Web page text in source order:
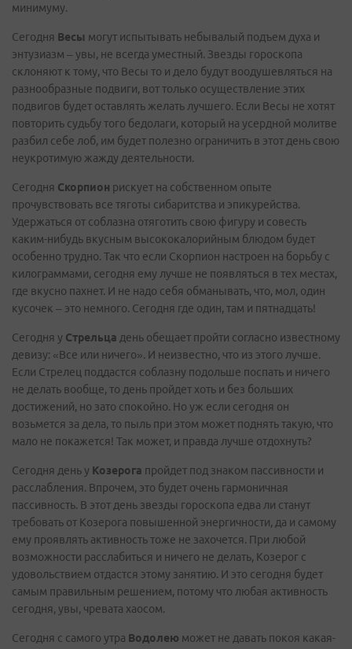
минимуму.
Сегодня Весы могут испытывать небывалый подъем духа и
энтузиазм – увы, не всегда уместный. Звезды гороскопа
склоняют к тому, что Весы то и дело будут воодушевляться на
разнообразные подвиги, вот только осуществление этих
подвигов будет оставлять желать лучшего. Если Весы не хотят
повторить судьбу того бедолаги, который на усердной молитве
разбил себе лоб, им будет полезно ограничить в этот день свою
неукротимую жажду деятельности.
Сегодня Скорпион рискует на собственном опыте
прочувствовать все тяготы сибаритства и эпикурейства.
Удержаться от соблазна отяготить свою фигуру и совесть
каким-нибудь вкусным высококалорийным блюдом будет
особенно трудно. Так что если Скорпион настроен на борьбу с
килограммами, сегодня ему лучше не появляться в тех местах,
где вкусно пахнет. И не надо себя обманывать, что, мол, один
кусочек – это немного. Сегодня где один, там и пятнадцать!
Сегодня у Стрельца день обещает пройти согласно известному
девизу: «Все или ничего». И неизвестно, что из этого лучше.
Если Стрелец поддастся соблазну подольше поспать и ничего
не делать вообще, то день пройдет хоть и без больших
достижений, но зато спокойно. Но уж если сегодня он
возьмется за дела, то пыль при этом может поднять такую, что
мало не покажется! Так может, и правда лучше отдохнуть?
Сегодня день у Козерога пройдет под знаком пассивности и
расслабления. Впрочем, это будет очень гармоничная
пассивность. В этот день звезды гороскопа едва ли станут
требовать от Козерога повышенной энергичности, да и самому
ему проявлять активность тоже не захочется. При любой
возможности расслабиться и ничего не делать, Козерог с
удовольствием отдастся этому занятию. И это сегодня будет
самым правильным решением, потому что любая активность
сегодня, увы, чревата хаосом.
Сегодня с самого утра Водолею может не давать покоя какая-